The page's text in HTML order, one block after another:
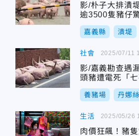
影/朴子大排潰
逾3500隻豬仔
嘉義縣 潰堤
社會
影/嘉義勘查遇
頭豬遭電死「七
養豬場 丹娜
2025/07/11
生活
肉價狂飆！豬
2025/05/26